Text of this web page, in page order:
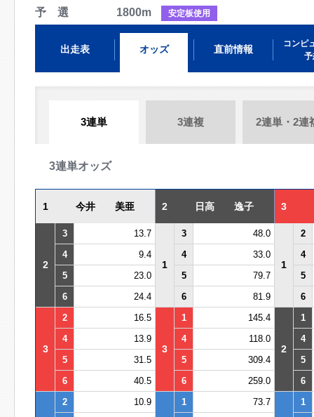
予 選 1800m 安定板使用
出走表 オッズ 直前情報
コンピ
予
3連単 3連複 2連単・2連
3連単オッズ
1 今井 美亜 2 日高 逸子 3
2
3 13.7
1
3 48.0
1
2
4
9.4 4 33.0
4
5
23.0 5 79.7
5
6
24.4 6 81.9 6
3
2 16.5
3
1 145.4
2
1
4
13.9 4 118.0
4
5
31.5 5 309.4
5
6
40.5 6 259.0 6
2 10.9 1 73.7
1